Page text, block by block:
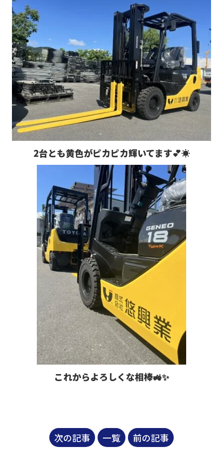
2台とも黄色がピカピカ輝いてます💕☀️
これからよろしくな相棒🚜✨
次の記事 一覧 前の記事